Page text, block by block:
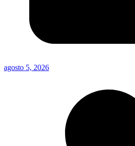
agosto 5, 2026